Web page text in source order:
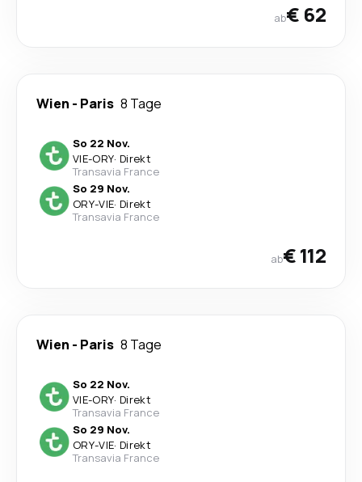
ab€ 62
Wien - Paris 8 Tage
So 22 Nov.
VIE-ORY· Direkt
Transavia France
So 29 Nov.
ORY-VIE· Direkt
Transavia France
ab€ 112
Wien - Paris 8 Tage
So 22 Nov.
VIE-ORY· Direkt
Transavia France
So 29 Nov.
ORY-VIE· Direkt
Transavia France